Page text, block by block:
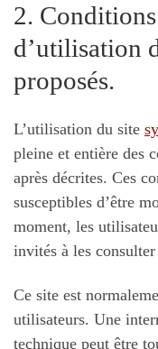
2.
d’utilisation
proposés.
L’utilisation du site
pleine et entière des
après décrites. Ces
susceptibles d’être
moment, les
invités à les
Ce site est
utilisateurs. Une
technique peut être